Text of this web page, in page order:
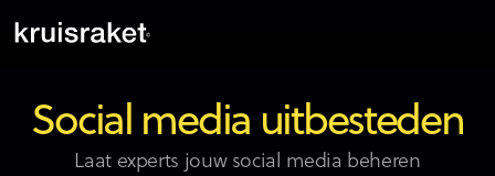
Social media uitbesteden
Laat experts jouw social media beheren